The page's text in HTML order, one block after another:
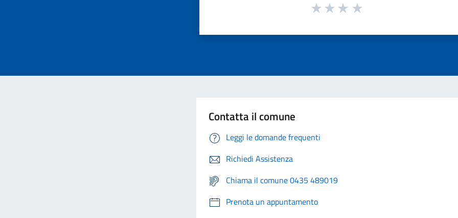
Contatta il comune
Leggi le domande frequenti
Richiedi Assistenza
Chiama il comune 0435 489019
Prenota un appuntamento